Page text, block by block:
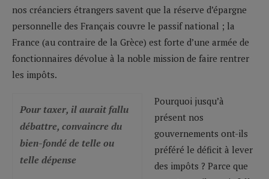
nos créanciers étrangers savent que la réserve d’épargne
personnelle des Français couvre le passif national ; la
France (au contraire de la Grèce) est forte d’une armée de
fonctionnaires dévolue à la noble mission de faire rentrer
les impôts.
Pour taxer, il aurait fallu
débattre, convaincre du
bien-fondé de telle ou
telle dépense
Pourquoi jusqu’à
présent nos
gouvernements ont-ils
préféré le déficit à lever
des impôts ? Parce que